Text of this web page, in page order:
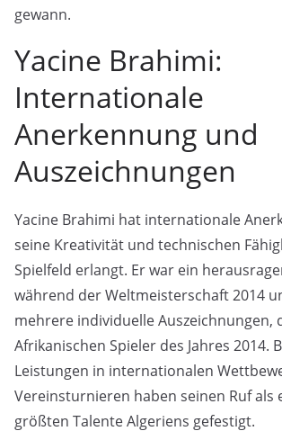
gewann.
Yacine Brahimi:
Internationale
Anerkennung und
Auszeichnungen
Yacine Brahimi hat internationale
seine Kreativität und technischen
Spielfeld erlangt. Er war ein
während der Weltmeisterschaft 2014
mehrere individuelle Auszeichnungen,
Afrikanischen Spieler des Jahres 2014.
Leistungen in internationalen
Vereinsturnieren haben seinen Ruf als
größten Talente Algeriens gefestigt.